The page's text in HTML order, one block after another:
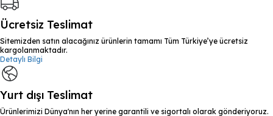
Ücretsiz Teslimat
Sitemizden satın alacağınız ürünlerin tamamı Tüm Türkiye’ye ücretsiz
kargolanmaktadır.
Detaylı Bilgi
Yurt dışı Teslimat
Ürünlerimizi Dünya'nın her yerine garantili ve sigortalı olarak gönderiyoruz.